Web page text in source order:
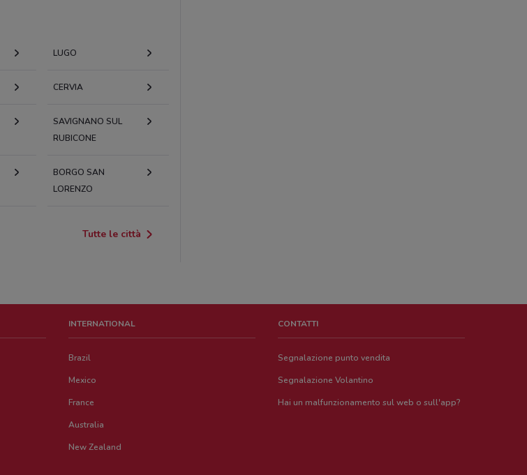
LUGO
CERVIA
SAVIGNANO SUL
RUBICONE
BORGO SAN
LORENZO
Tutte le città
INTERNATIONAL
Brazil
Mexico
France
Australia
New Zealand
CONTATTI
Segnalazione punto vendita
Segnalazione Volantino
Hai un malfunzionamento sul web o sull'app?